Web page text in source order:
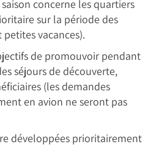
concerne les quartiers
sur la période des
vacances).
de promouvoir pendant
séjours de découverte,
(les demandes
en avion ne seront pas
développées prioritairement